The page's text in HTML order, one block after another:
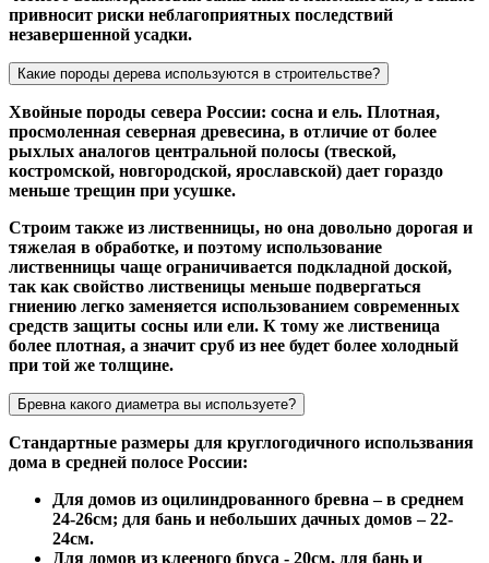
привносит риски неблагоприятных последствий
незавершенной усадки.
Какие породы дерева используются в строительстве?
Хвойные породы севера России: сосна и ель. Плотная,
просмоленная северная древесина, в отличие от более
рыхлых аналогов центральной полосы (твеской,
костромской, новгородской, ярославской) дает гораздо
меньше трещин при усушке.
Строим также из лиственницы, но она довольно дорогая и
тяжелая в обработке, и поэтому использование
лиственницы чаще ограничивается подкладной доской,
так как свойство лиственицы меньше подвергаться
гниению легко заменяется использованием современных
средств защиты сосны или ели. К тому же лиственица
более плотная, а значит сруб из нее будет более холодный
при той же толщине.
Бревна какого диаметра вы используете?
Стандартные размеры для круглогодичного использвания
дома в средней полосе России:
Для домов из оцилиндрованного бревна – в среднем
24-26см; для бань и небольших дачных домов – 22-
24см.
Для домов из клееного бруса - 20см, для бань и